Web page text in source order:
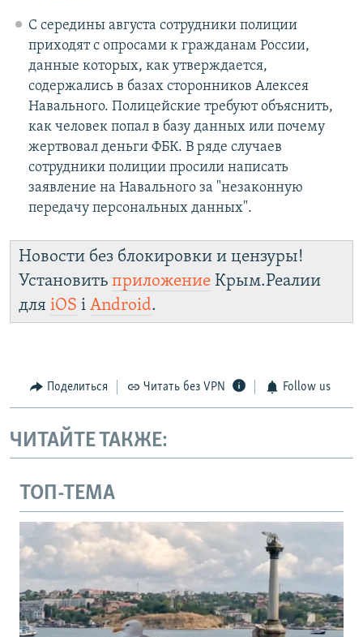
С середины августа сотрудники полиции
приходят с опросами к гражданам России,
данные которых, как утверждается,
содержались в базах сторонников Алексея
Навального. Полицейские требуют объяснить,
как человек попал в базу данных или почему
жертвовал деньги ФБК. В ряде случаев
сотрудники полиции просили написать
заявление на Навального за "незаконную
передачу персональных данных".
Новости без блокировки и цензуры!
Установить приложение Крым.Реалии
для iOS і Android.
Поделиться Читать без VPN Follow us
ЧИТАЙТЕ ТАКЖЕ:
ТОП-ТЕМА